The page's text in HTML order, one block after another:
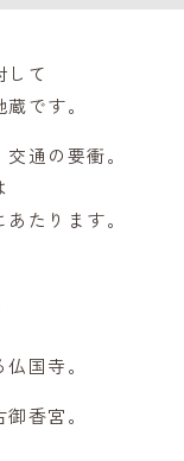
して
です。
通の要衝。
たります。
国寺。
香宮。